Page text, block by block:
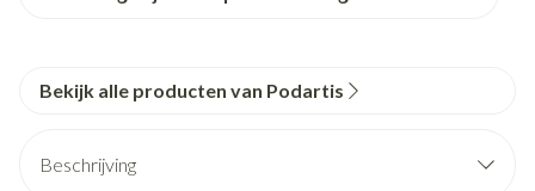
Bekijk alle producten van Podartis
Beschrijving